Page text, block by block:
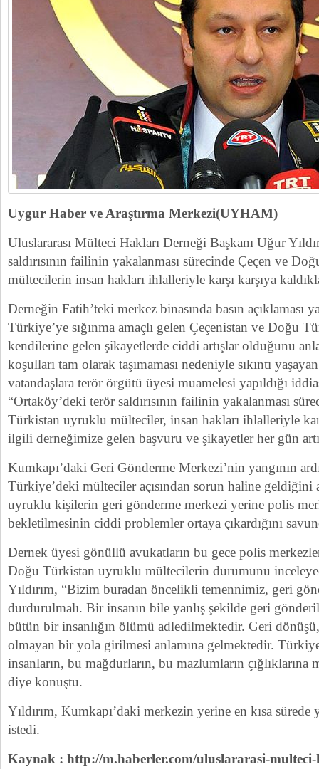
Uygur Haber ve Araştırma Merkezi(UYHAM)
Uluslararası Mülteci Hakları Derneği Başkanı Uğur
saldırısının failinin yakalanması sürecinde Çeçen ve
mültecilerin insan hakları ihlalleriyle karşı karşıya
Derneğin Fatih’teki merkez binasında basın açıklaması
Türkiye’ye sığınma amaçlı gelen Çeçenistan ve Doğu
kendilerine gelen şikayetlerde ciddi artışlar olduğunu
koşulları tam olarak taşımaması nedeniyle sıkıntı
vatandaşlara terör örgütü üyesi muamelesi yapıldığı
“Ortaköy’deki terör saldırısının failinin yakalanması
Türkistan uyruklu mülteciler, insan hakları ihlalleriyle
ilgili derneğimize gelen başvuru ve şikayetler her gün
Kumkapı’daki Geri Gönderme Merkezi’nin yangının
Türkiye’deki mülteciler açısından sorun haline geldiğini
uyruklu kişilerin geri gönderme merkezi yerine polis
bekletilmesinin ciddi problemler ortaya çıkardığını
Dernek üyesi gönüllü avukatların bu gece polis
Doğu Türkistan uyruklu mültecilerin durumunu
Yıldırım, “Bizim buradan öncelikli temennimiz, geri
durdurulmalı. Bir insanın bile yanlış şekilde geri
bütün bir insanlığın ölümü adledilmektedir. Geri
olmayan bir yola girilmesi anlamına gelmektedir.
insanların, bu mağdurların, bu mazlumların
diye konuştu.
Yıldırım, Kumkapı’daki merkezin yerine en kısa sürede
istedi.
Kaynak : http://m.haberler.com/uluslararasi-